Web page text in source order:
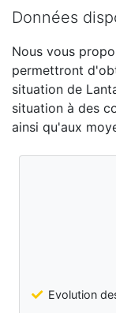
Données
Nous vous
permettront
situation de
situation à des
ainsi qu'aux
Evolution